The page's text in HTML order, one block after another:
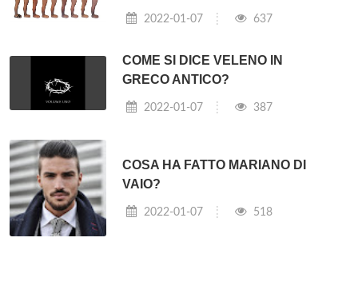
2022-01-07 637
COME SI DICE VELENO IN
GRECO ANTICO?
2022-01-07 387
COSA HA FATTO MARIANO DI
VAIO?
2022-01-07 518